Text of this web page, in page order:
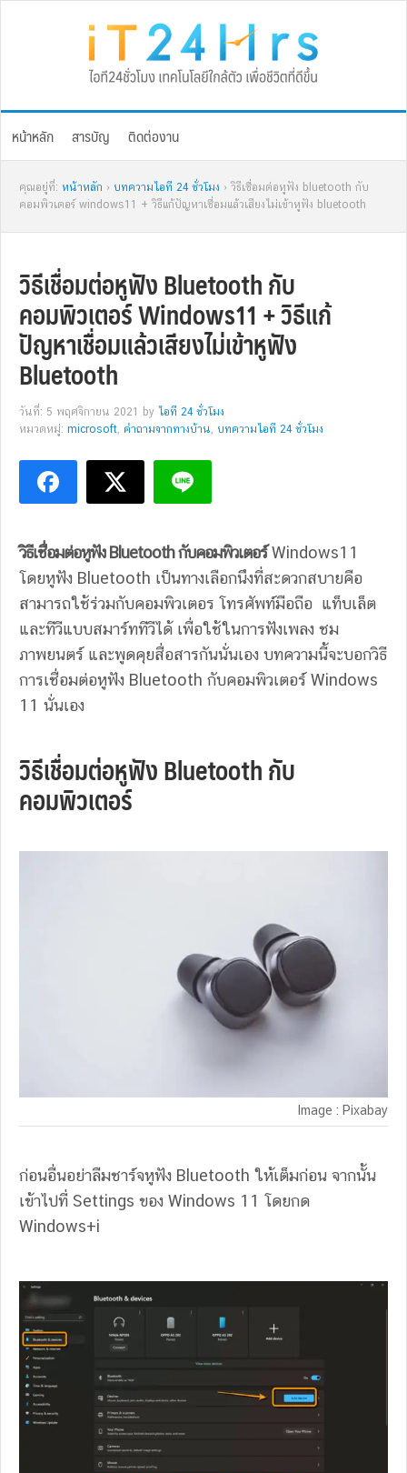
หน้าหลัก สารบัญ ติดต่องาน
คุณอยู่ที่: หน้าหลัก › บทความไอที 24 ชั่วโมง › วิธีเชื่อมต่อหูฟัง bluetooth กับ
คอมพิวเตอร์ windows11 + วิธีแก้ปัญหาเชื่อมแล้วเสียงไม่เข้าหูฟัง bluetooth
วิธีเชื่อมต่อหูฟัง Bluetooth กับ
คอมพิวเตอร์ Windows11 + วิธีแก้
ปัญหาเชื่อมแล้วเสียงไม่เข้าหูฟัง
Bluetooth
วันที่: 5 พฤศจิกายน 2021 by ไอที 24 ชั่วโมง
หมวดหมู่: microsoft, คำถามจากทางบ้าน, บทความไอที 24 ชั่วโมง
วิธีเชื่อมต่อหูฟัง Bluetooth กับคอมพิวเตอร์Windows11
โดยหูฟัง Bluetooth เป็นทางเลือกนึงที่สะดวกสบายคือ
สามารถใช้ร่วมกับคอมพิวเตอร โทรศัพท์มือถือ แท็บเล็ต
และทีวีแบบสมาร์ททีวีได้ เพื่อใช้ในการฟังเพลง ชม
ภาพยนตร์ และพูดคุยสื่อสารกันนั่นเอง บทความนี้จะบอกวิธี
การเชื่อมต่อหูฟัง Bluetooth กับคอมพิวเตอร์ Windows
11 นั่นเอง
วิธีเชื่อมต่อหูฟัง Bluetooth กับ
คอมพิวเตอร์
Image : Pixabay
ก่อนอื่นอย่าลืมชาร์จหูฟัง Bluetooth ให้เต็มก่อน จากนั้น
เข้าไปที่ Settings ของ Windows 11 โดยกด
Windows+i